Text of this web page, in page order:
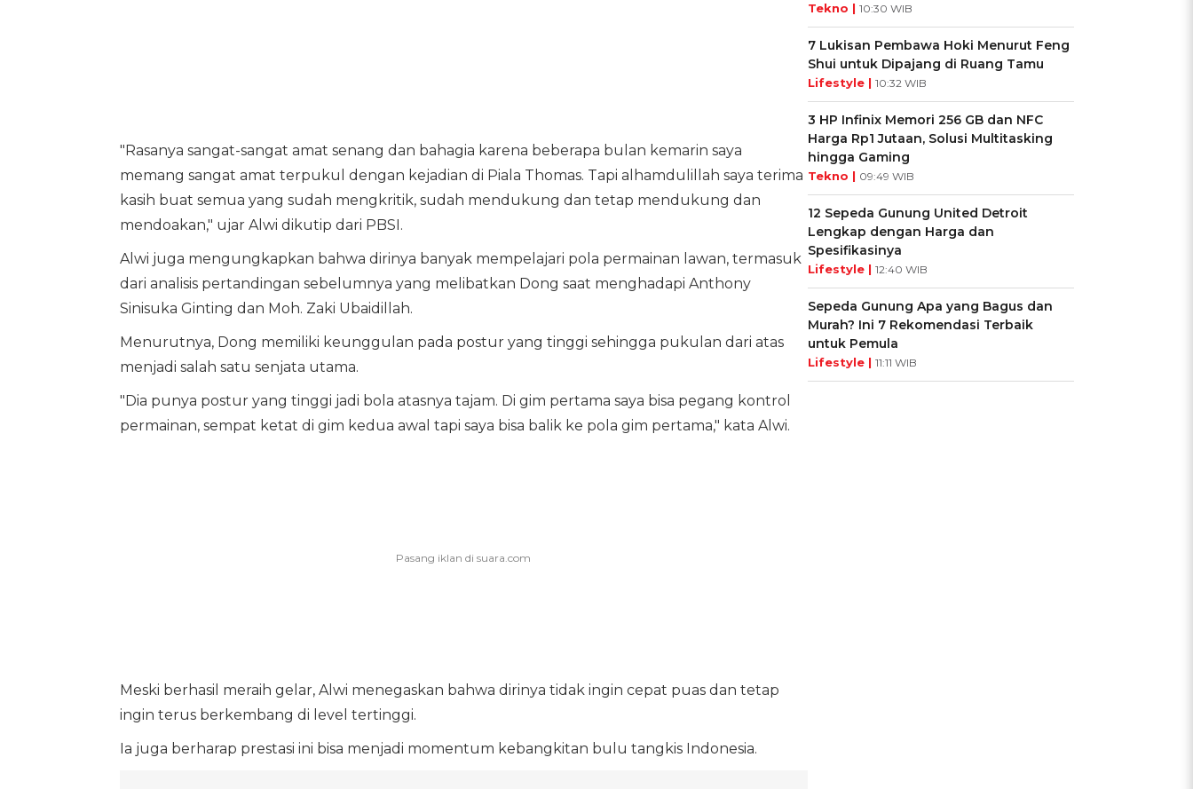
"Rasanya sangat-sangat amat senang dan bahagia karena beberapa bulan kemarin saya
memang sangat amat terpukul dengan kejadian di Piala Thomas. Tapi alhamdulillah saya terima
kasih buat semua yang sudah mengkritik, sudah mendukung dan tetap mendukung dan
mendoakan," ujar Alwi dikutip dari PBSI.
Alwi juga mengungkapkan bahwa dirinya banyak mempelajari pola permainan lawan, termasuk
dari analisis pertandingan sebelumnya yang melibatkan Dong saat menghadapi Anthony
Sinisuka Ginting dan Moh. Zaki Ubaidillah.
Menurutnya, Dong memiliki keunggulan pada postur yang tinggi sehingga pukulan dari atas
menjadi salah satu senjata utama.
"Dia punya postur yang tinggi jadi bola atasnya tajam. Di gim pertama saya bisa pegang kontrol
permainan, sempat ketat di gim kedua awal tapi saya bisa balik ke pola gim pertama," kata Alwi.
Meski berhasil meraih gelar, Alwi menegaskan bahwa dirinya tidak ingin cepat puas dan tetap
ingin terus berkembang di level tertinggi.
Ia juga berharap prestasi ini bisa menjadi momentum kebangkitan bulu tangkis Indonesia.
Tekno | 10:30 WIB
7 Lukisan Pembawa Hoki Menurut Feng
Shui untuk Dipajang di Ruang Tamu
Lifestyle | 10:32 WIB
3 HP Infinix Memori 256 GB dan NFC
Harga Rp1 Jutaan, Solusi Multitasking
hingga Gaming
Tekno | 09:49 WIB
12 Sepeda Gunung United Detroit
Lengkap dengan Harga dan
Spesifikasinya
Lifestyle | 12:40 WIB
Sepeda Gunung Apa yang Bagus dan
Murah? Ini 7 Rekomendasi Terbaik
untuk Pemula
Lifestyle | 11:11 WIB